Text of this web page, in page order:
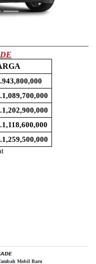
Mobil Baru